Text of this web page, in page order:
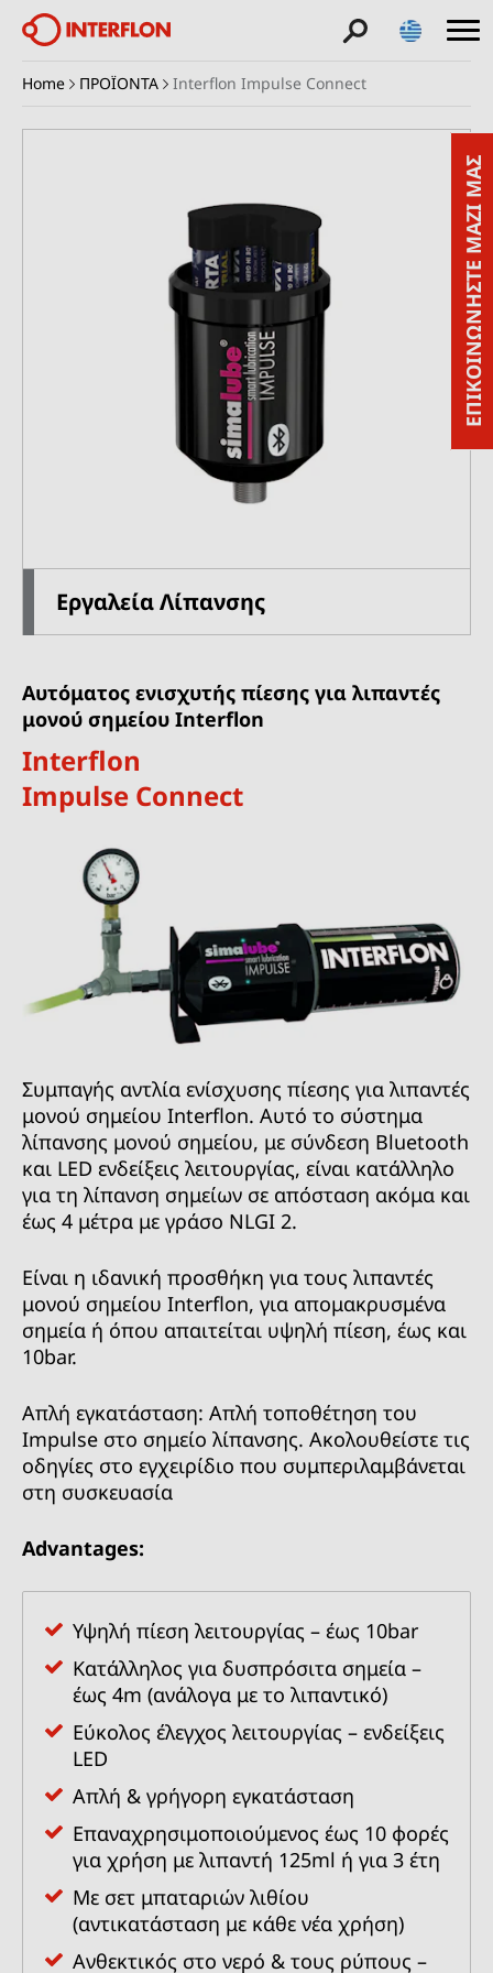
Home ΠΡΟΪΟΝΤΑ Interflon Impulse Connect
Εργαλεία Λίπανσης
Αυτόματος ενισχυτής πίεσης για λιπαντές
μονού σημείου Interflon
Interflon
Impulse Connect
Συμπαγής αντλία ενίσχυσης πίεσης για λιπαντές
μονού σημείου Interflon. Αυτό το σύστημα
λίπανσης μονού σημείου, με σύνδεση Bluetooth
και LED ενδείξεις λειτουργίας, είναι κατάλληλο
για τη λίπανση σημείων σε απόσταση ακόμα και
έως 4 μέτρα με γράσο NLGI 2.
Είναι η ιδανική προσθήκη για τους λιπαντές
μονού σημείου Interflon, για απομακρυσμένα
σημεία ή όπου απαιτείται υψηλή πίεση, έως και
10bar.
Απλή εγκατάσταση: Απλή τοποθέτηση του
Impulse στο σημείο λίπανσης. Ακολουθείστε τις
οδηγίες στο εγχειρίδιο που συμπεριλαμβάνεται
στη συσκευασία
Advantages:
Υψηλή πίεση λειτουργίας – έως 10bar
Κατάλληλος για δυσπρόσιτα σημεία –
έως 4m (ανάλογα με το λιπαντικό)
Εύκολος έλεγχος λειτουργίας – ενδείξεις
LED
Απλή & γρήγορη εγκατάσταση
Επαναχρησιμοποιούμενος έως 10 φορές
για χρήση με λιπαντή 125ml ή για 3 έτη
Με σετ μπαταριών λιθίου
(αντικατάσταση με κάθε νέα χρήση)
Ανθεκτικός στο νερό & τους ρύπους –
ΕΠΙΚΟΙΝΩΝΗΣΤΕ ΜΑΖΙ ΜΑΣ